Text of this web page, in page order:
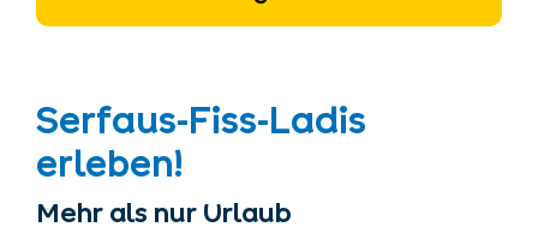
Serfaus-Fiss-Ladis
erleben!
Mehr als nur Urlaub